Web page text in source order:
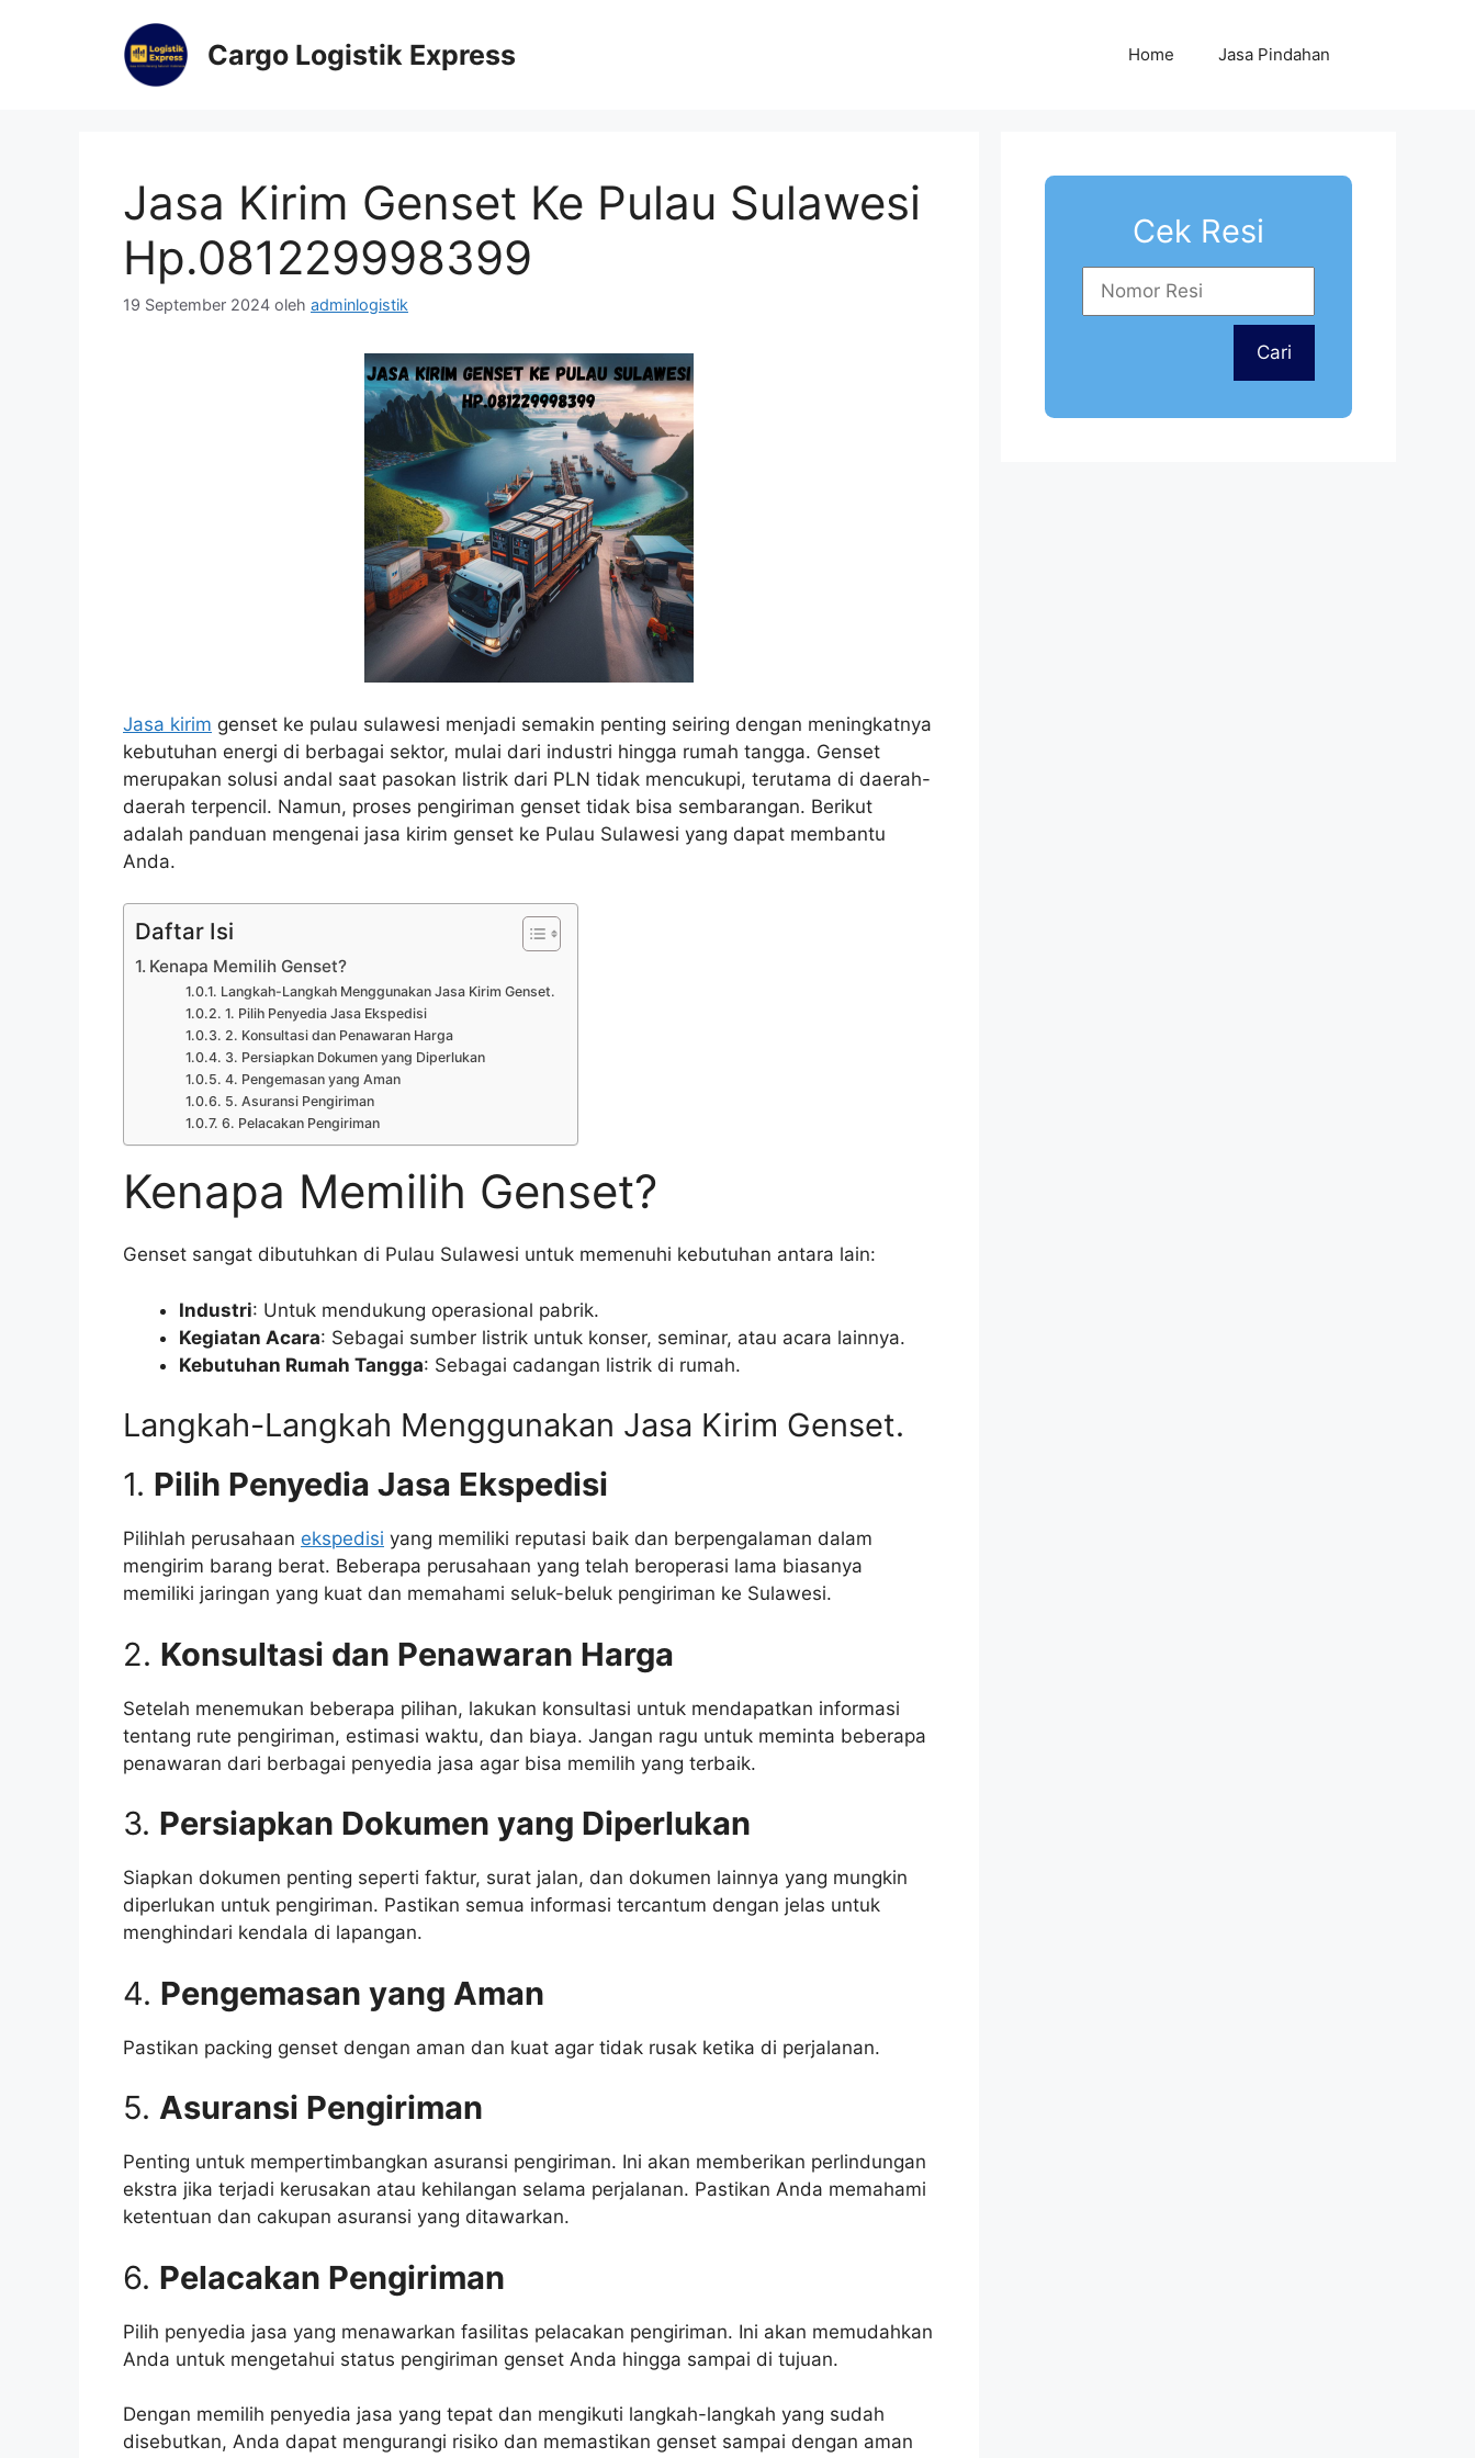
Cargo Logistik Express Home Jasa Pindahan
Jasa Kirim Genset Ke Pulau Sulawesi
Hp.081229998399
19 September 2024 oleh adminlogistik
Jasa kirim genset ke pulau sulawesi menjadi semakin penting seiring dengan meningkatnya
kebutuhan energi di berbagai sektor, mulai dari industri hingga rumah tangga. Genset
merupakan solusi andal saat pasokan listrik dari PLN tidak mencukupi, terutama di daerah-
daerah terpencil. Namun, proses pengiriman genset tidak bisa sembarangan. Berikut
adalah panduan mengenai jasa kirim genset ke Pulau Sulawesi yang dapat membantu
Anda.
Daftar Isi
Kenapa Memilih Genset?
Langkah-Langkah Menggunakan Jasa Kirim Genset.
1. Pilih Penyedia Jasa Ekspedisi
2. Konsultasi dan Penawaran Harga
3. Persiapkan Dokumen yang Diperlukan
4. Pengemasan yang Aman
5. Asuransi Pengiriman
6. Pelacakan Pengiriman
Kenapa Memilih Genset?
Genset sangat dibutuhkan di Pulau Sulawesi untuk memenuhi kebutuhan antara lain:
Industri: Untuk mendukung operasional pabrik.
Kegiatan Acara: Sebagai sumber listrik untuk konser, seminar, atau acara lainnya.
Kebutuhan Rumah Tangga: Sebagai cadangan listrik di rumah.
Langkah-Langkah Menggunakan Jasa Kirim Genset.
1. Pilih Penyedia Jasa Ekspedisi
Pilihlah perusahaan ekspedisi yang memiliki reputasi baik dan berpengalaman dalam
mengirim barang berat. Beberapa perusahaan yang telah beroperasi lama biasanya
memiliki jaringan yang kuat dan memahami seluk-beluk pengiriman ke Sulawesi.
2. Konsultasi dan Penawaran Harga
Setelah menemukan beberapa pilihan, lakukan konsultasi untuk mendapatkan informasi
tentang rute pengiriman, estimasi waktu, dan biaya. Jangan ragu untuk meminta beberapa
penawaran dari berbagai penyedia jasa agar bisa memilih yang terbaik.
3. Persiapkan Dokumen yang Diperlukan
Siapkan dokumen penting seperti faktur, surat jalan, dan dokumen lainnya yang mungkin
diperlukan untuk pengiriman. Pastikan semua informasi tercantum dengan jelas untuk
menghindari kendala di lapangan.
4. Pengemasan yang Aman
Pastikan packing genset dengan aman dan kuat agar tidak rusak ketika di perjalanan.
5. Asuransi Pengiriman
Penting untuk mempertimbangkan asuransi pengiriman. Ini akan memberikan perlindungan
ekstra jika terjadi kerusakan atau kehilangan selama perjalanan. Pastikan Anda memahami
ketentuan dan cakupan asuransi yang ditawarkan.
6. Pelacakan Pengiriman
Pilih penyedia jasa yang menawarkan fasilitas pelacakan pengiriman. Ini akan memudahkan
Anda untuk mengetahui status pengiriman genset Anda hingga sampai di tujuan.
Dengan memilih penyedia jasa yang tepat dan mengikuti langkah-langkah yang sudah
disebutkan, Anda dapat mengurangi risiko dan memastikan genset sampai dengan aman
Cek Resi
Cari